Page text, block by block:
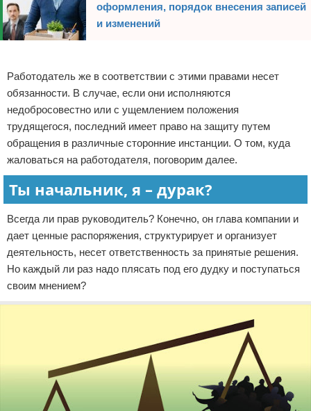
оформления, порядок внесения записей
и изменений
Работодатель же в соответствии с этими правами несет
обязанности. В случае, если они исполняются
недобросовестно или с ущемлением положения
трудящегося, последний имеет право на защиту путем
обращения в различные сторонние инстанции. О том, куда
жаловаться на работодателя, поговорим далее.
Ты начальник, я – дурак?
Всегда ли прав руководитель? Конечно, он глава компании и
дает ценные распоряжения, структурирует и организует
деятельность, несет ответственность за принятые решения.
Но каждый ли раз надо плясать под его дудку и поступаться
своим мнением?